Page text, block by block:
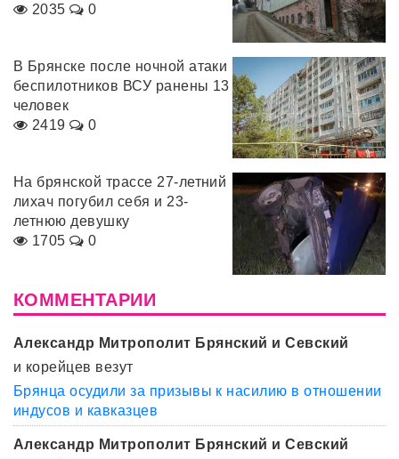
2035 0
В Брянске после ночной атаки
беспилотников ВСУ ранены 13
человек
2419
0
На брянской трассе 27-летний
лихач погубил себя и 23-
летнюю девушку
1705
0
КОММЕНТАРИИ
Александр Митрополит Брянский и Севский
и корейцев везут
Брянца осудили за призывы к насилию в отношении
индусов и кавказцев
Александр Митрополит Брянский и Севский